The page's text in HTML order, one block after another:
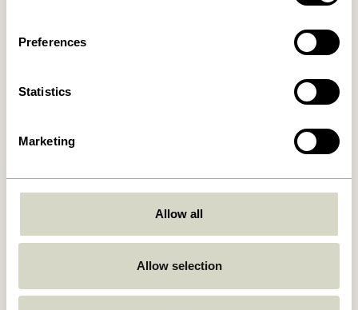
Preferences
Statistics
Marketing
Allow all
Allow selection
Noir